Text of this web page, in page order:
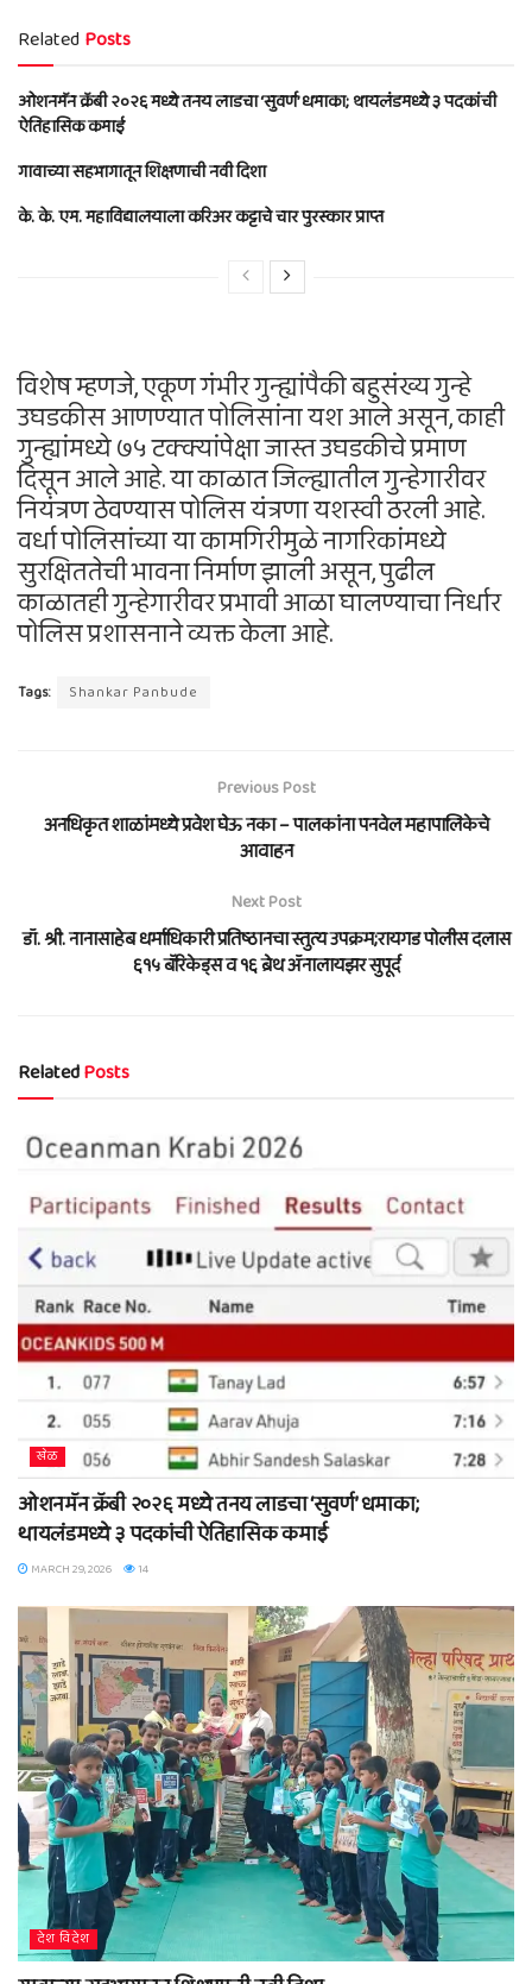
Related Posts
ओशनमॅन क्रॅबी २०२६ मध्ये तनय लाडचा ‘सुवर्ण’ धमाका; थायलंडमध्ये ३ पदकांची
ऐतिहासिक कमाई
गावाच्या सहभागातून शिक्षणाची नवी दिशा
के. के. एम. महाविद्यालयाला करिअर कट्टाचे चार पुरस्कार प्राप्त
विशेष म्हणजे, एकूण गंभीर गुन्ह्यांपैकी बहुसंख्य गुन्हे
उघडकीस आणण्यात पोलिसांना यश आले असून, काही
गुन्ह्यांमध्ये ७५ टक्क्यांपेक्षा जास्त उघडकीचे प्रमाण
दिसून आले आहे. या काळात जिल्ह्यातील गुन्हेगारीवर
नियंत्रण ठेवण्यास पोलिस यंत्रणा यशस्वी ठरली आहे.
वर्धा पोलिसांच्या या कामगिरीमुळे नागरिकांमध्ये
सुरक्षिततेची भावना निर्माण झाली असून, पुढील
काळातही गुन्हेगारीवर प्रभावी आळा घालण्याचा निर्धार
पोलिस प्रशासनाने व्यक्त केला आहे.
Tags: Shankar Panbude
Previous Post
अनधिकृत शाळांमध्ये प्रवेश घेऊ नका – पालकांना पनवेल महापालिकेचे
आवाहन
Next Post
डॉ. श्री. नानासाहेब धर्माधिकारी प्रतिष्ठानचा स्तुत्य उपक्रम;रायगड पोलीस दलास
६१५ बॅरिकेड्स व १६ ब्रेथ ॲनालायझर सुपूर्द
RelatedPosts
खेळ
ओशनमॅन क्रॅबी २०२६ मध्ये तनय लाडचा ‘सुवर्ण’ धमाका;
थायलंडमध्ये ३ पदकांची ऐतिहासिक कमाई
MARCH 29, 2026 14
देश विदेश